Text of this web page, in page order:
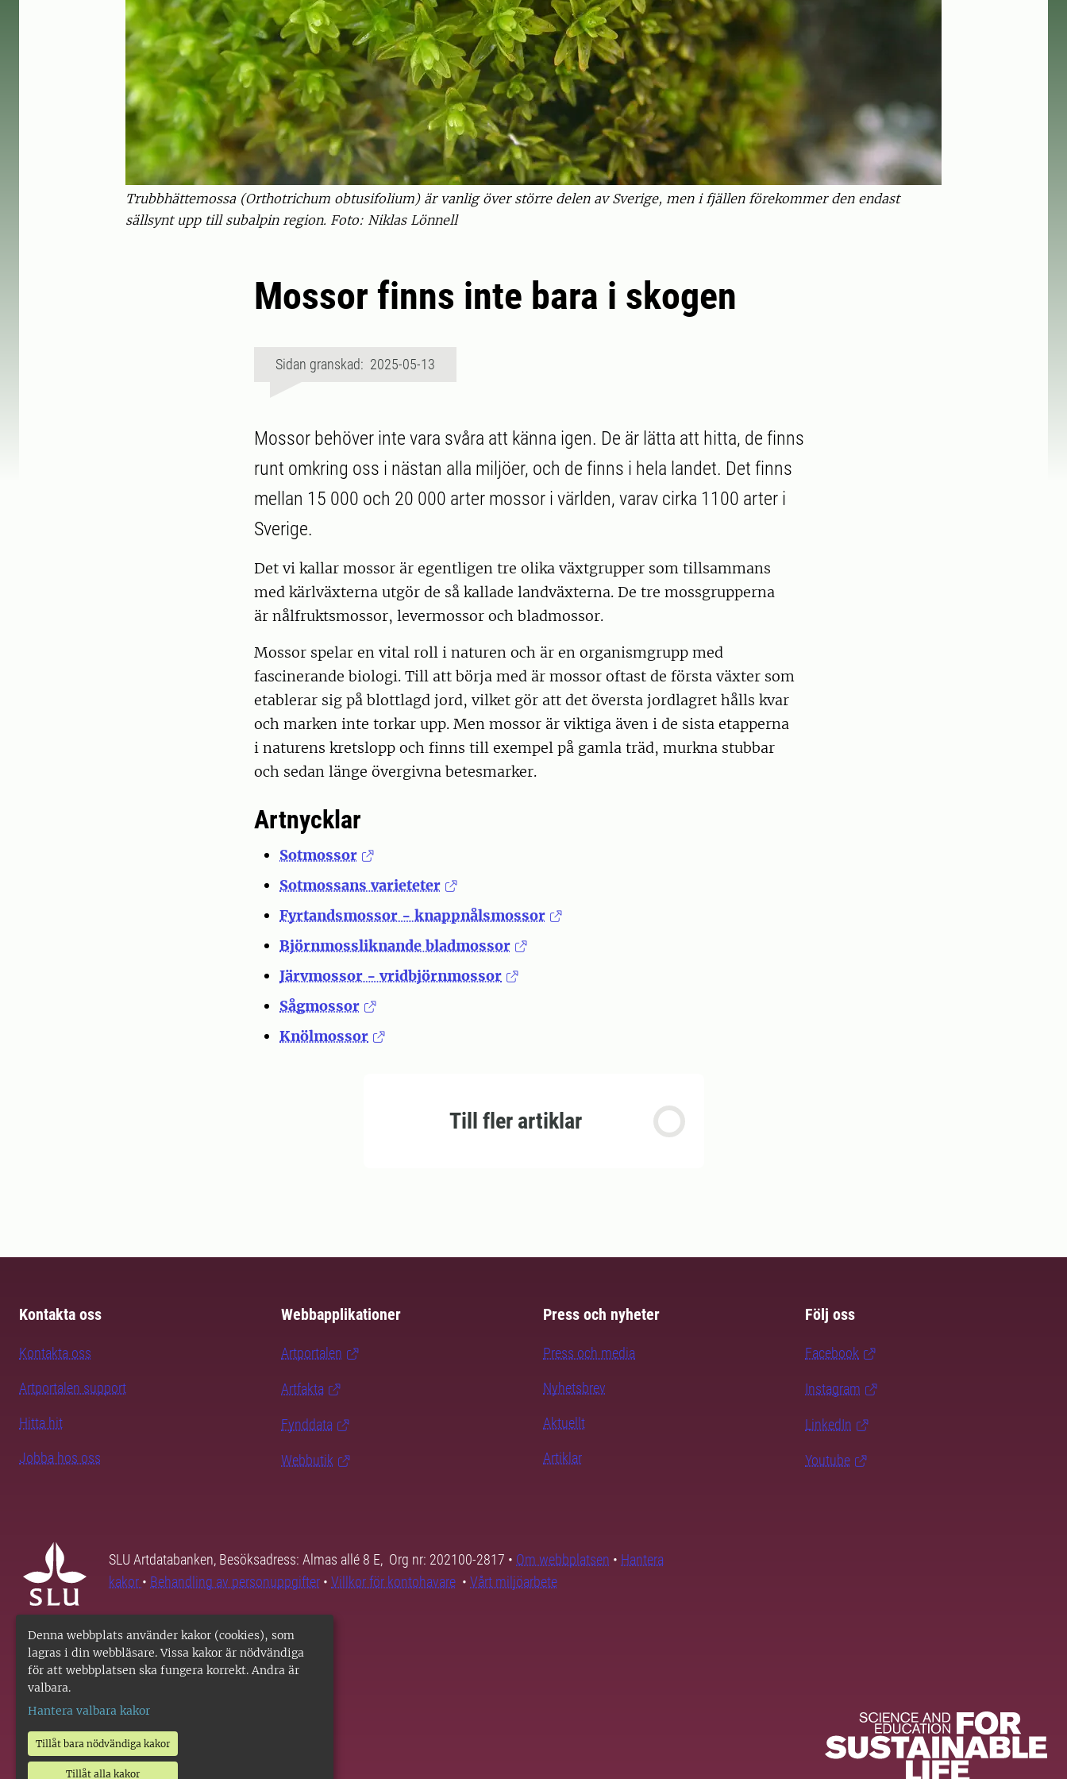
Denna webbplats använder kakor (cookies), som
lagras i din webbläsare. Vissa kakor är nödvändiga
för att webbplatsen ska fungera korrekt. Andra är
valbara.
Hantera valbara kakor
Tillåt bara nödvändiga kakor
Tillåt alla kakor
Trubbhättemossa (Orthotrichum obtusifolium) är vanlig över större delen av Sverige, men i fjällen förekommer den endast
sällsynt upp till subalpin region. Foto: Niklas Lönnell
Mossor finns inte bara i skogen
Sidan granskad: 2025-05-13
Mossor behöver inte vara svåra att känna igen. De är lätta att hitta, de finns
runt omkring oss i nästan alla miljöer, och de finns i hela landet. Det finns
mellan 15 000 och 20 000 arter mossor i världen, varav cirka 1100 arter i
Sverige.
Det vi kallar mossor är egentligen tre olika växtgrupper som tillsammans
med kärlväxterna utgör de så kallade landväxterna. De tre mossgrupperna
är nålfruktsmossor, levermossor och bladmossor.
Mossor spelar en vital roll i naturen och är en organismgrupp med
fascinerande biologi. Till att börja med är mossor oftast de första växter som
etablerar sig på blottlagd jord, vilket gör att det översta jordlagret hålls kvar
och marken inte torkar upp. Men mossor är viktiga även i de sista etapperna
i naturens kretslopp och finns till exempel på gamla träd, murkna stubbar
och sedan länge övergivna betesmarker.
Artnycklar
Sotmossor
Sotmossans varieteter
Fyrtandsmossor - knappnålsmossor
Björnmossliknande bladmossor
Järvmossor - vridbjörnmossor
Sågmossor
Knölmossor
Till fler artiklar
Kontakta oss
Kontakta oss
Artportalen support
Hitta hit
Jobba hos oss
Webbapplikationer
Artportalen
Artfakta
Fynddata
Webbutik
Press och nyheter
Press och media
Nyhetsbrev
Aktuellt
Artiklar
Följ oss
Facebook
Instagram
LinkedIn
Youtube
SLU Artdatabanken, Besöksadress: Almas allé 8 E, Org nr: 202100-2817 • Om webbplatsen • Hantera
kakor • Behandling av personuppgifter • Villkor för kontohavare • Vårt miljöarbete